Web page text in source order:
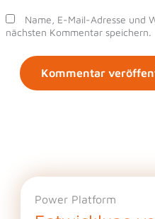
Name, E-Mail-Adresse und
nächsten Kommentar speichern.
Power Platform